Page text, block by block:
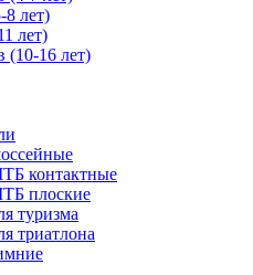
лет)
лет)
(10-16 лет)
контактные
плоские
туризма
триатлона